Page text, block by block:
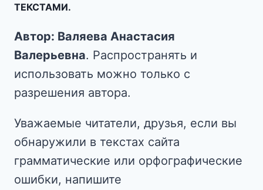
ТЕКСТАМИ.
Автор: Валяева Анастасия
Валерьевна. Распространять и
использовать можно только с
разрешения автора.
Уважаемые читатели, друзья, если вы
обнаружили в текстах сайта
грамматические или орфографические
ошибки, напишите